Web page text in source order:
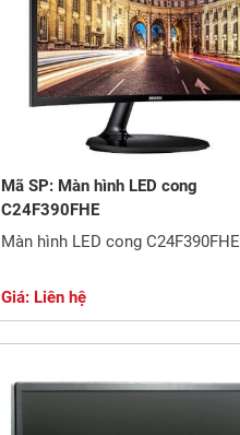
Mã SP: Màn hình LED cong
C24F390FHE
Màn hình LED cong C24F390FHE
Giá: Liên hệ